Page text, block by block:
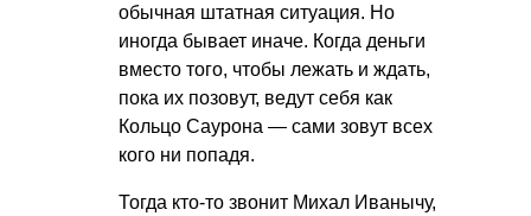
обычная штатная ситуация. Но
иногда бывает иначе. Когда деньги
вместо того, чтобы лежать и ждать,
пока их позовут, ведут себя как
Кольцо Саурона — сами зовут всех
кого ни попадя.
Тогда кто-то звонит Михал Иванычу,